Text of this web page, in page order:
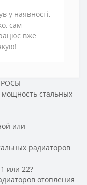
у наявності,
сам
вже
стальных
или
радиаторов
или 22?
отопления